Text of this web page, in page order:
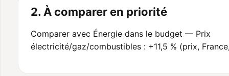
2. À comparer en priorité
Comparer avec Énergie dans le budget — Prix
électricité/gaz/combustibles : +11,5 % (prix,